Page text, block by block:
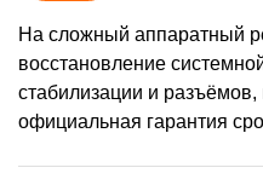
На сложный аппаратный
восстановление
стабилизации и разъёмов,
официальная гарантия